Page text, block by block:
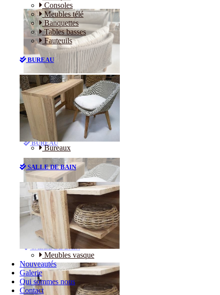
Consoles
Meubles télé
Banquettes
Tables basses
Fauteuils
BUREAU
Bureaux
SALLE DE BAIN
Meubles vasque
Nouveautés
Galerie
Qui sommes nous
Contact
Canapés
Consoles
Meubles télé
Banquettes
Tables basses
Fauteuils
BUREAU
Bureaux
SALLE DE BAIN